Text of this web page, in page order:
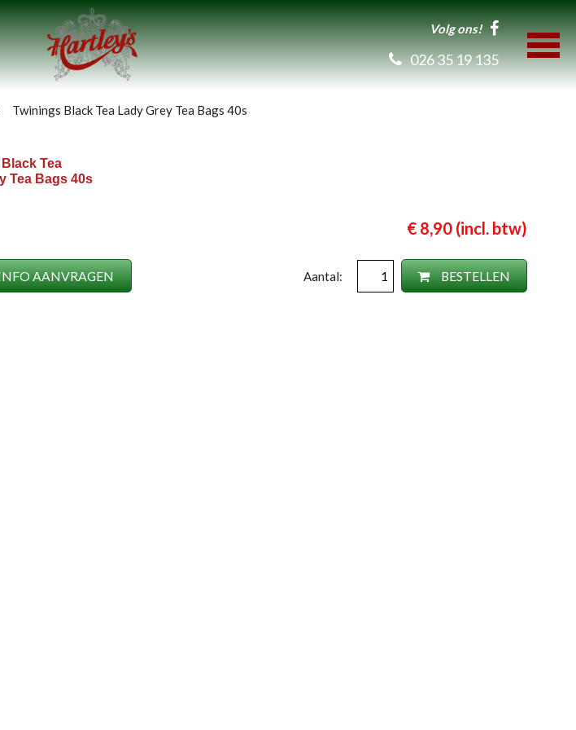
Volg ons!
026 35 19 135
Twinings Black Tea Lady Grey Tea Bags 40s
Tea
Tea Bags 40s
€ 8,90 (incl. btw)
Aantal: BESTELLEN
AANVRAGEN